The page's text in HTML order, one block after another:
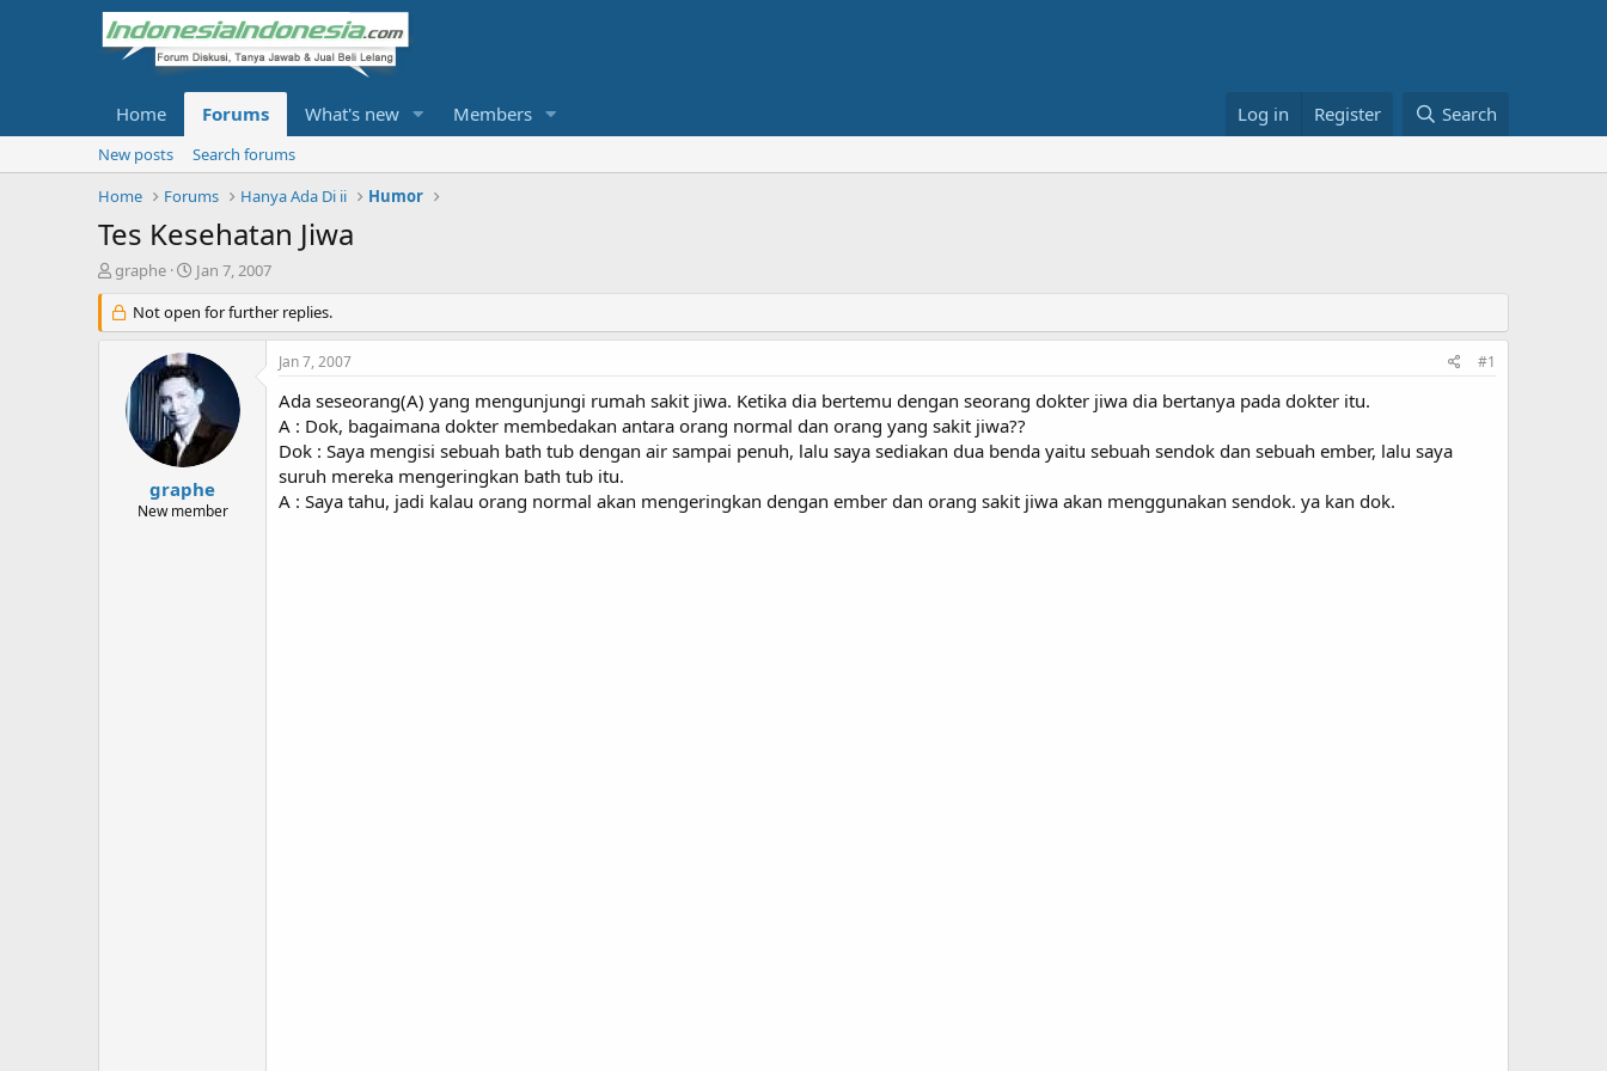
Home Forums What's new Members Log in Register Search
New posts
Search forums
Home
Forums Hanya Ada Di ii Humor
Tes Kesehatan Jiwa
T
r
e
graphe
S
a
r
t
d
a
t
e
Jan 7, 2007
Not open for further replies.
graphe
New member
Jan 7, 2007 #1
Ada seseorang(A) yang mengunjungi rumah sakit jiwa. Ketika dia bertemu dengan seorang dokter jiwa dia bertanya pada dokter itu.
A : Dok, bagaimana dokter membedakan antara orang normal dan orang yang sakit jiwa??
Dok : Saya mengisi sebuah bath tub dengan air sampai penuh, lalu saya sediakan dua benda yaitu sebuah sendok dan sebuah ember, lalu saya
suruh mereka mengeringkan bath tub itu.
A : Saya tahu, jadi kalau orang normal akan mengeringkan dengan ember dan orang sakit jiwa akan menggunakan sendok. ya kan dok.